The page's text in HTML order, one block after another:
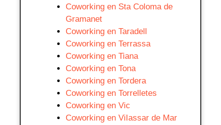
Coworking en Sta Coloma de
Gramanet
Coworking en Taradell
Coworking en Terrassa
Coworking en Tiana
Coworking en Tona
Coworking en Tordera
Coworking en Torrelletes
Coworking en Vic
Coworking en ViIassar de Mar